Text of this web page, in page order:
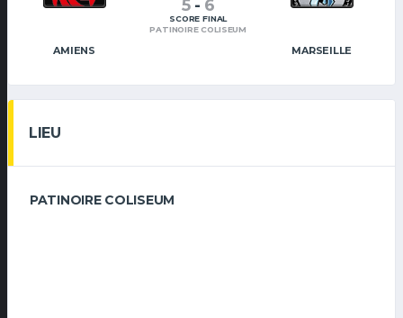
AMIENS MARSEILLE
5 - 6
SCORE FINAL
PATINOIRE COLISEUM
LIEU
PATINOIRE COLISEUM